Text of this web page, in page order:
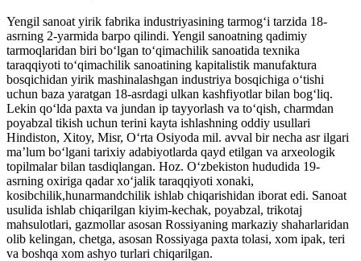
Yengil sanoat yirik fabrika industriyasining tarmogʻi tarzida 18-
asrning 2-yarmida barpo qilindi. Yengil sanoatning qadimiy
tarmoqlaridan biri boʻlgan toʻqimachilik sanoatida texnika
taraqqiyoti toʻqimachilik sanoatining kapitalistik manufaktura
bosqichidan yirik mashinalashgan industriya bosqichiga oʻtishi
uchun baza yaratgan 18-asrdagi ulkan kashfiyotlar bilan bogʻliq.
Lekin qoʻlda paxta va jundan ip tayyorlash va toʻqish, charmdan
poyabzal tikish uchun terini kayta ishlashning oddiy usullari
Hindiston, Xitoy, Misr, Oʻrta Osiyoda mil. avval bir necha asr ilgari
maʼlum boʻlgani tarixiy adabiyotlarda qayd etilgan va arxeologik
topilmalar bilan tasdiqlangan. Hoz. Oʻzbekiston hududida 19-
asrning oxiriga qadar xoʻjalik taraqqiyoti xonaki,
kosibchilik,hunarmandchilik ishlab chiqarishidan iborat edi. Sanoat
usulida ishlab chiqarilgan kiyim-kechak, poyabzal, trikotaj
mahsulotlari, gazmollar asosan Rossiyaning markaziy shaharlaridan
olib kelingan, chetga, asosan Rossiyaga paxta tolasi, xom ipak, teri
va boshqa xom ashyo turlari chiqarilgan.